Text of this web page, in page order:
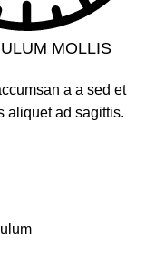
MOLLIS
a a sed et
aliquet ad sagittis.